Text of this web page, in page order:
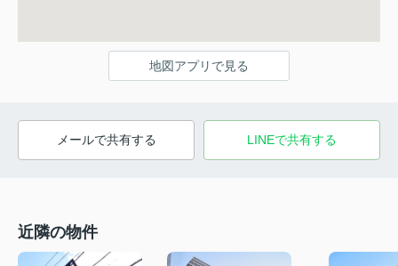
地図アプリで見る
メールで共有する LINEで共有する
近隣の物件